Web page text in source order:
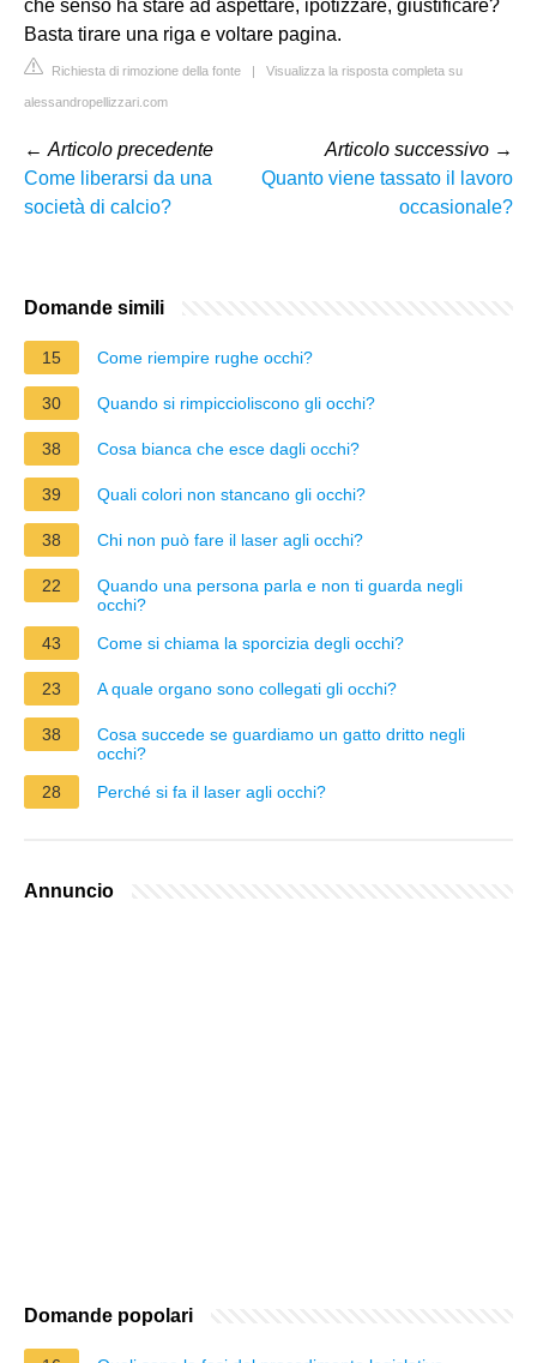
che senso ha stare ad aspettare, ipotizzare, giustificare?
Basta tirare una riga e voltare pagina.
Richiesta di rimozione della fonte | Visualizza la risposta completa su
alessandropellizzari.com
← Articolo precedente
Come liberarsi da una
società di calcio?
Articolo successivo →
Quanto viene tassato il lavoro
occasionale?
Domande simili
15 Come riempire rughe occhi?
30 Quando si rimpiccioliscono gli occhi?
38 Cosa bianca che esce dagli occhi?
39 Quali colori non stancano gli occhi?
38 Chi non può fare il laser agli occhi?
22
Quando una persona parla e non ti guarda negli
occhi?
43
Come si chiama la sporcizia degli occhi?
23 A quale organo sono collegati gli occhi?
38
Cosa succede se guardiamo un gatto dritto negli
occhi?
28
Perché si fa il laser agli occhi?
Annuncio
Domande popolari